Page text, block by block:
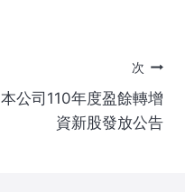
次
本公司110年度盈餘轉增
資新股發放公告